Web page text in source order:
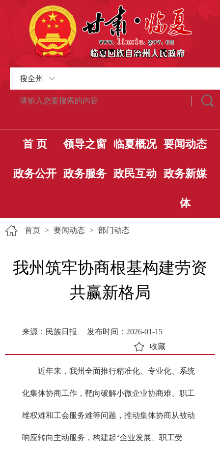
搜全州
首 页 领导之窗 临夏概况 要闻动态
政务公开 政务服务 政民互动 政务新媒
体
首页 > 要闻动态 > 部门动态
我州筑牢协商根基构建劳资
共赢新格局
来源：民族日报
发布时间：2026-01-15
收藏
近年来，我州全面推行精准化、专业化、系统
化集体协商工作，靶向破解小微企业协商难、职工
维权难和工会服务难等问题，推动集体协商从被动
响应转向主动服务，构建起“企业发展、职工受